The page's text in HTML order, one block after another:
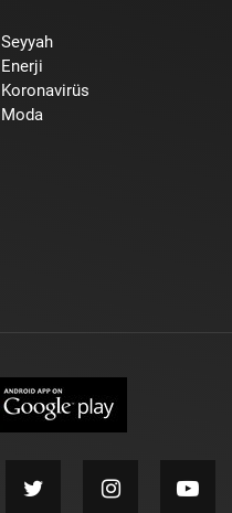
Seyyah
Enerji
Koronavirüs
Moda